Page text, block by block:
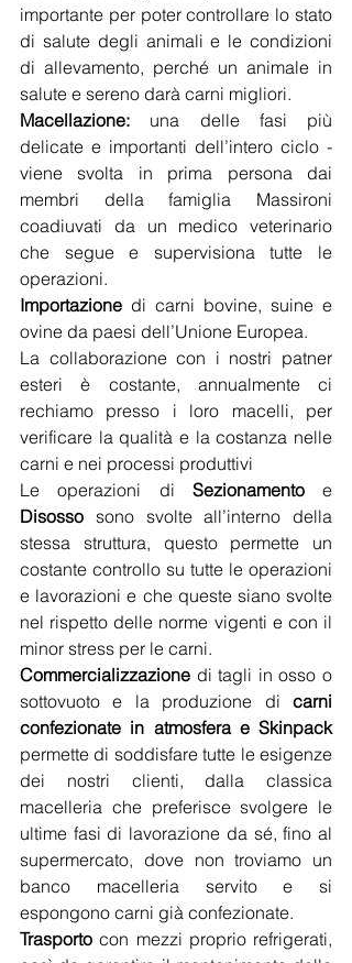
importante per poter controllare lo stato
di salute degli animali e le condizioni
di allevamento, perché un animale in
salute e sereno darà carni migliori.
Macellazione: una delle fasi più
delicate e importanti dell’intero ciclo -
viene svolta in prima persona dai
membri della famiglia Massironi
coadiuvati da un medico veterinario
che segue e supervisiona tutte le
operazioni.
Importazione di carni bovine, suine e
ovine da paesi dell’Unione Europea.
La collaborazione con i nostri patner
esteri è costante, annualmente ci
rechiamo presso i loro macelli, per
verificare la qualità e la costanza nelle
carni e nei processi produttivi
Le operazioni di Sezionamento
Disosso sono svolte all’interno della
stessa struttura, questo permette un
costante controllo su tutte le operazioni
e lavorazioni e che queste siano svolte
nel rispetto delle norme vigenti e con il
minor stress per le carni.
Commercializzazione di tagli in osso o
sottovuoto e la produzione di carni
confezionate in atmosfera e Skinpack
permette di soddisfare tutte le esigenze
dei nostri clienti, dalla classica
macelleria che preferisce svolgere le
ultime fasi di lavorazione da sé, fino al
supermercato, dove non troviamo un
banco macelleria servito e si
espongono carni già confezionate.
Trasporto con mezzi proprio refrigerati,